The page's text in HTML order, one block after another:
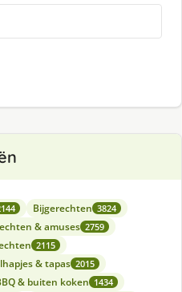
Bijgerechten 3824
& amuses 2759
2115
& tapas 2015
& buiten koken 1434